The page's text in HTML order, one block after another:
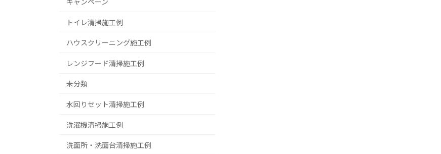
キャンペーン
トイレ清掃施工例
ハウスクリーニング施工例
レンジフード清掃施工例
未分類
水回りセット清掃施工例
洗濯機清掃施工例
洗面所・洗面台清掃施工例